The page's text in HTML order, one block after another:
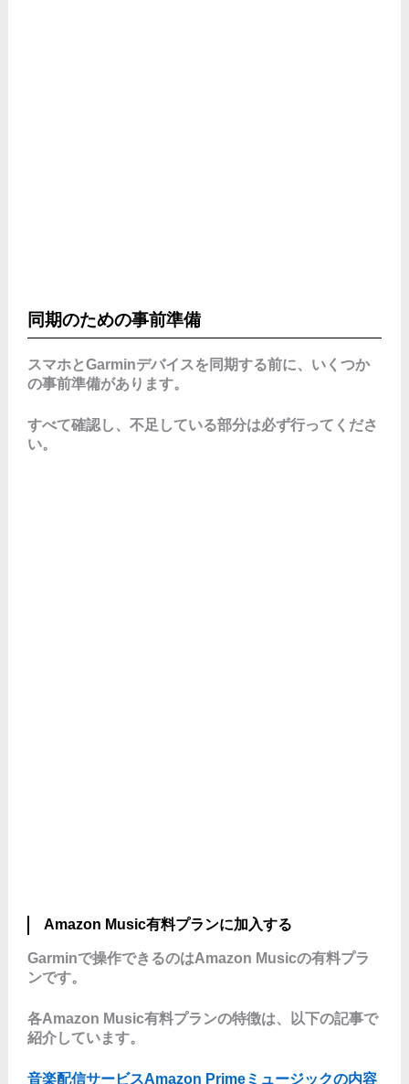
同期のための事前準備
スマホとGarminデバイスを同期する前に、いくつか
の事前準備があります。
すべて確認し、不足している部分は必ず行ってくださ
い。
Amazon Music有料プランに加入する
Garminで操作できるのはAmazon Musicの有料プラ
ンです。
各Amazon Music有料プランの特徴は、以下の記事で
紹介しています。
音楽配信サービスAmazon Primeミュージックの内容